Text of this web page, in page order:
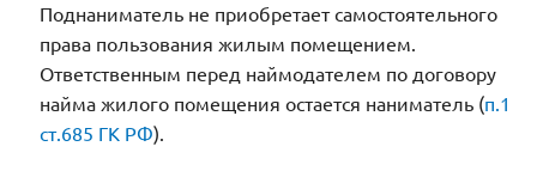
Поднаниматель не приобретает самостоятельного
права пользования жилым помещением.
Ответственным перед наймодателем по договору
найма жилого помещения остается наниматель (п.1
ст.685 ГК РФ).